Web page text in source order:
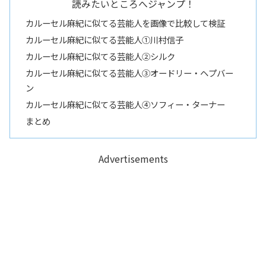
読みたいところへジャンプ！
カルーセル麻紀に似てる芸能人を画像で比較して検証
カルーセル麻紀に似てる芸能人①川村信子
カルーセル麻紀に似てる芸能人②シルク
カルーセル麻紀に似てる芸能人③オードリー・ヘプバー
ン
カルーセル麻紀に似てる芸能人④ソフィー・ターナー
まとめ
Advertisements